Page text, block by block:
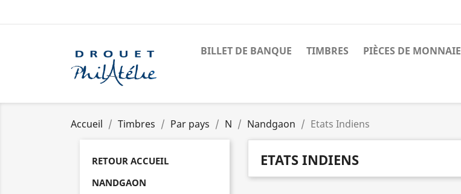
BILLET DE BANQUE TIMBRES PIÈCES DE MONNAIE
Accueil Timbres Par pays N Nandgaon Etats Indiens
RETOUR ACCUEIL
NANDGAON
ETATS INDIENS